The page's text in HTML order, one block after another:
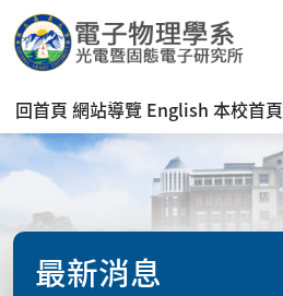
回首頁 網站導覽 English 本校首頁
最新消息